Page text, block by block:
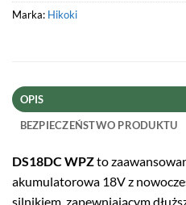
Marka: Hikoki
OPIS
BEZPIECZEŃSTWO PRODUKTU
DS18DC WPZto
akumulatorowa 18V z
silnikiem, zapewniającym